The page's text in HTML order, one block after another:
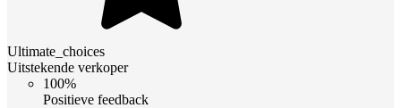
Ultimate_choices
Uitstekende verkoper
100%
Positieve feedback